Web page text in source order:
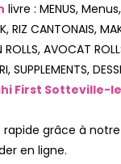
livre : MENUS, Menus,
RIZ CANTONAIS,
AVOCAT
SUPPLEMENTS,
First Sotteville-
grâce à
en ligne.